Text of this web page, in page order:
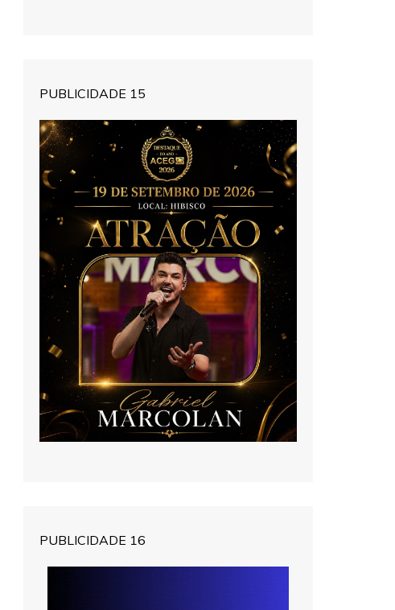
PUBLICIDADE 15
PUBLICIDADE 16